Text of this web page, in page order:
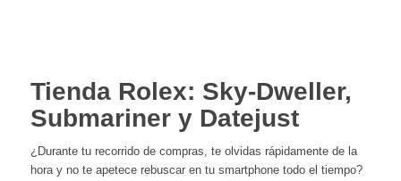
Tienda Rolex: Sky-Dweller,
Submariner y Datejust
¿Durante tu recorrido de compras, te olvidas rápidamente de la
hora y no te apetece rebuscar en tu smartphone todo el tiempo?